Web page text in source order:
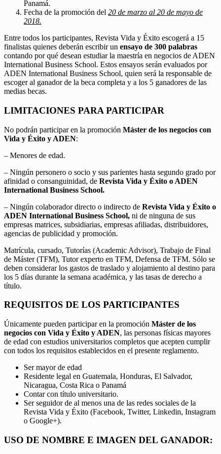
Panamá.
Fecha de la promoción del 20 de marzo al 20 de mayo de
2018.
Entre todos los participantes, Revista Vida y Éxito escogerá a 15
finalistas quienes deberán escribir un ensayo de 300 palabras
contando por qué desean estudiar la maestría en negocios de ADEN
International Business School. Estos ensayos serán evaluados por
ADEN International Business School, quien será la responsable de
escoger al ganador de la beca completa y a los 5 ganadores de las
medias becas.
LIMITACIONES PARA PARTICIPAR
No podrán participar en la promoción Máster de los negocios con
Vida y Éxito y ADEN:
– Menores de edad.
– Ningún personero o socio y sus parientes hasta segundo grado por
afinidad o consanguinidad, de Revista Vida y Éxito o ADEN
International Business School.
– Ningún colaborador directo o indirecto de Revista Vida y Éxito o
ADEN International Business School, ni de ninguna de sus
empresas matrices, subsidiarias, empresas afiliadas, distribuidores,
agencias de publicidad y promoción.
Matrícula, cursado, Tutorías (Academic Advisor), Trabajo de Final
de Máster (TFM), Tutor experto en TFM, Defensa de TFM. Sólo se
deben considerar los gastos de traslado y alojamiento al destino para
los 5 días durante la semana académica, y las tasas de derecho a
título.
REQUISITOS DE LOS PARTICIPANTES
Únicamente pueden participar en la promoción Máster de los
negocios con Vida y Éxito y ADEN, las personas físicas mayores
de edad con estudios universitarios completos que acepten cumplir
con todos los requisitos establecidos en el presente reglamento.
Ser mayor de edad
Residente legal en Guatemala, Honduras, El Salvador,
Nicaragua, Costa Rica o Panamá
Contar con título universitario.
Ser seguidor de al menos una de las redes sociales de la
Revista Vida y Éxito (Facebook, Twitter, Linkedin, Instagram
o Google+).
USO DE NOMBRE E IMAGEN DEL GANADOR: